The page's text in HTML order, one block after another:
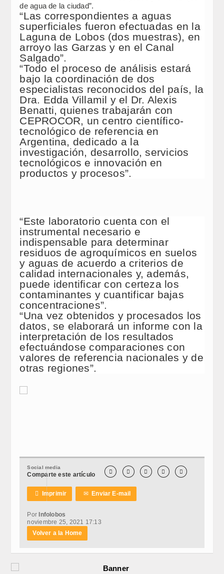
de agua de la ciudad”.
“Las correspondientes a aguas
superficiales fueron efectuadas en la
Laguna de Lobos (dos muestras), en
arroyo las Garzas y en el Canal
Salgado”.
“Todo el proceso de análisis estará
bajo la coordinación de dos
especialistas reconocidos del país, la
Dra. Edda Villamil y el Dr. Alexis
Benatti, quienes trabajarán con
CEPROCOR, un centro científico-
tecnológico de referencia en
Argentina, dedicado a la
investigación, desarrollo, servicios
tecnológicos e innovación en
productos y procesos”.
“Este laboratorio cuenta con el
instrumental necesario e
indispensable para determinar
residuos de agroquímicos en suelos
y aguas de acuerdo a criterios de
calidad internacionales y, además,
puede identificar con certeza los
contaminantes y cuantificar bajas
concentraciones”.
“Una vez obtenidos y procesados los
datos, se elaborará un informe con la
interpretación de los resultados
efectuándose comparaciones con
valores de referencia nacionales y de
otras regiones”.
Social media
Comparte este artículo     
 Imprimir ✉Enviar E-mail
Por Infolobos
noviembre 25, 2021 17:13
Volver a la Home